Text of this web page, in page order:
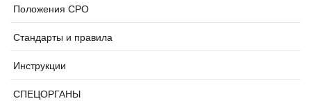
Положения СРО
Стандарты и правила
Инструкции
СПЕЦОРГАНЫ